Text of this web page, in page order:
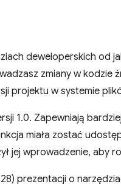
deweloperskich od
zmiany w kodzie
projektu w systemie
1.0. Zapewniają
miała zostać
jej wprowadzenie, aby
prezentacji o